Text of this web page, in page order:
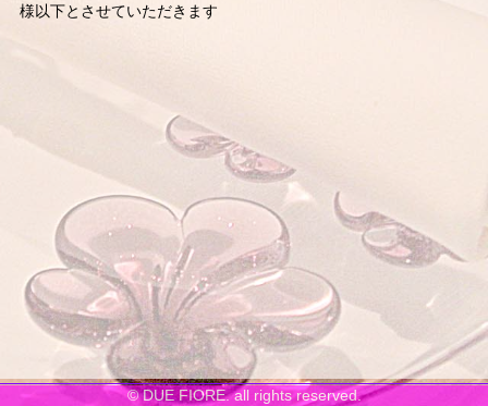
様以下とさせていただきます
© DUE FIORE. all rights reserved.